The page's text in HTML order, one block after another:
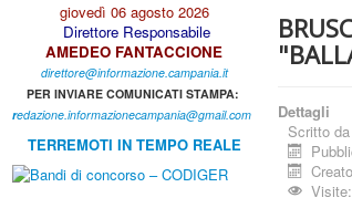
giovedì 06 agosto 2026
Direttore Responsabile
AMEDEO FANTACCIONE
direttore@informazione.campania.it
PER INVIARE COMUNICATI STAMPA:
redazione.informazionecampania@gmail.com
TERREMOTI IN TEMPO REALE
Dettagli
Scritto da